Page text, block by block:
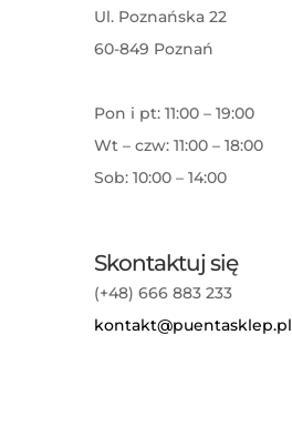
Ul. Poznańska 22
60-849 Poznań
Pon i pt: 11:00 – 19:00
Wt – czw: 11:00 – 18:00
Sob: 10:00 – 14:00
Skontaktuj się
(+48) 666 883 233
kontakt@puentasklep.pl